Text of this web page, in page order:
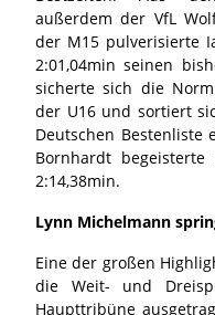
außerdem der VfL
der M15 pulverisierte
2:01,04min seinen
sicherte sich die
der U16 und sortiert
Deutschen Bestenliste
Bornhardt
2:14,38min.
Lynn Michelmann
Eine der großen
die Weit- und
Haupttribüne